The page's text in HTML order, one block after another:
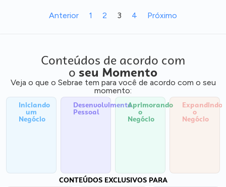
Anterior 1 2 3 4 Próximo
Conteúdos de acordo com
o seu Momento
Veja o que o Sebrae tem para você de acordo com o seu
momento:
Iniciando
um
Negócio
Desenvolvimento
Pessoal
Aprimorando
o
Negócio
Expandindo
o
Negócio
CONTEÚDOS EXCLUSIVOS PARA